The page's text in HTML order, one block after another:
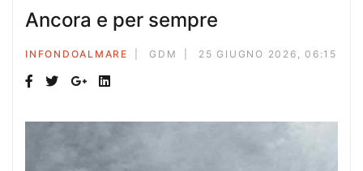
Ancora e per sempre
INFONDOALMARE GDM 25 GIUGNO 2026, 06:15